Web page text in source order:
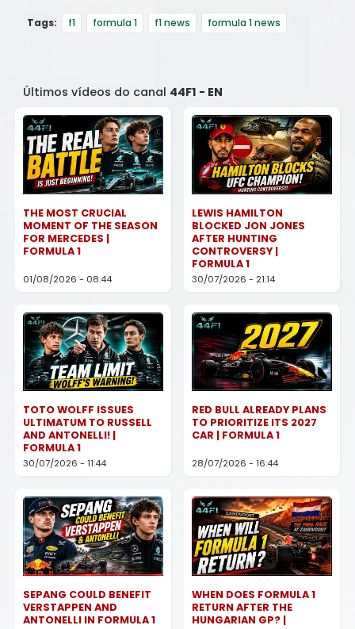
Tags: f1 formula 1 f1 news formula 1 news
Últimos vídeos do canal 44F1 - EN
THE MOST CRUCIAL
MOMENT OF THE SEASON
FOR MERCEDES |
FORMULA 1
01/08/2026 - 08:44
LEWIS HAMILTON
BLOCKED JON JONES
AFTER HUNTING
CONTROVERSY |
FORMULA 1
30/07/2026 - 21:14
TOTO WOLFF ISSUES
ULTIMATUM TO RUSSELL
AND ANTONELLI! |
FORMULA 1
30/07/2026 - 11:44
RED BULL ALREADY PLANS
TO PRIORITIZE ITS 2027
CAR | FORMULA 1
28/07/2026 - 16:44
SEPANG COULD BENEFIT
VERSTAPPEN AND
ANTONELLI IN FORMULA 1
WHEN DOES FORMULA 1
RETURN AFTER THE
HUNGARIAN GP? |